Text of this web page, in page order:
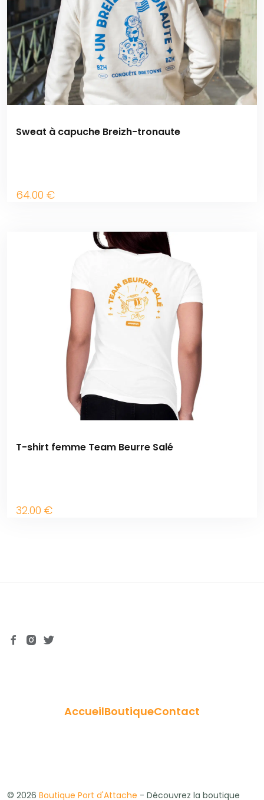
Sweat à capuche Breizh-tronaute
64.00 €
T-shirt femme Team Beurre Salé
32.00 €
AccueilBoutiqueContact
© 2026 Boutique Port d'Attache - Découvrez la boutique